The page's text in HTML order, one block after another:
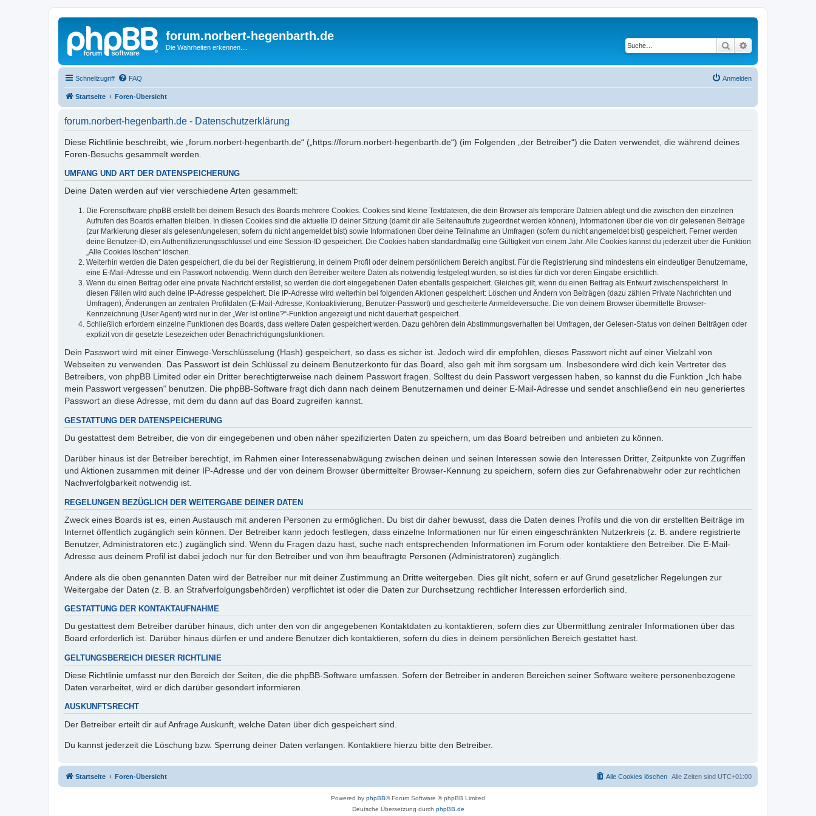
forum.norbert-hegenbarth.de
Die Wahrheiten erkennen.... Suche
Schnellzugriff FAQ Anmelden
Startseite Foren-Übersicht
forum.norbert-hegenbarth.de - Datenschutzerklärung
Diese Richtlinie beschreibt, wie „forum.norbert-hegenbarth.de“ („https://forum.norbert-hegenbarth.de“) (im Folgenden „der Betreiber“) die Daten verwendet, die während deines
Foren-Besuchs gesammelt werden.
UMFANG UND ART DER DATENSPEICHERUNG
Deine Daten werden auf vier verschiedene Arten gesammelt:
Die Forensoftware phpBB erstellt bei deinem Besuch des Boards mehrere Cookies. Cookies sind kleine Textdateien, die dein Browser als temporäre Dateien ablegt und die zwischen den einzelnen
Aufrufen des Boards erhalten bleiben. In diesen Cookies sind die aktuelle ID deiner Sitzung (damit dir alle Seitenaufrufe zugeordnet werden können), Informationen über die von dir gelesenen Beiträge
(zur Markierung dieser als gelesen/ungelesen; sofern du nicht angemeldet bist) sowie Informationen über deine Teilnahme an Umfragen (sofern du nicht angemeldet bist) gespeichert. Ferner werden
deine Benutzer-ID, ein Authentifizierungsschlüssel und eine Session-ID gespeichert. Die Cookies haben standardmäßig eine Gültigkeit von einem Jahr. Alle Cookies kannst du jederzeit über die Funktion
„Alle Cookies löschen“ löschen.
Weiterhin werden die Daten gespeichert, die du bei der Registrierung, in deinem Profil oder deinem persönlichem Bereich angibst. Für die Registrierung sind mindestens ein eindeutiger Benutzername,
eine E-Mail-Adresse und ein Passwort notwendig. Wenn durch den Betreiber weitere Daten als notwendig festgelegt wurden, so ist dies für dich vor deren Eingabe ersichtlich.
Wenn du einen Beitrag oder eine private Nachricht erstellst, so werden die dort eingegebenen Daten ebenfalls gespeichert. Gleiches gilt, wenn du einen Beitrag als Entwurf zwischenspeicherst. In
diesen Fällen wird auch deine IP-Adresse gespeichert. Die IP-Adresse wird weiterhin bei folgenden Aktionen gespeichert: Löschen und Ändern von Beiträgen (dazu zählen Private Nachrichten und
Umfragen), Änderungen an zentralen Profildaten (E-Mail-Adresse, Kontoaktivierung, Benutzer-Passwort) und gescheiterte Anmeldeversuche. Die von deinem Browser übermittelte Browser-
Kennzeichnung (User Agent) wird nur in der „Wer ist online?“-Funktion angezeigt und nicht dauerhaft gespeichert.
Schließlich erfordern einzelne Funktionen des Boards, dass weitere Daten gespeichert werden. Dazu gehören dein Abstimmungsverhalten bei Umfragen, der Gelesen-Status von deinen Beiträgen oder
explizit von dir gesetzte Lesezeichen oder Benachrichtigungsfunktionen.
Dein Passwort wird mit einer Einwege-Verschlüsselung (Hash) gespeichert, so dass es sicher ist. Jedoch wird dir empfohlen, dieses Passwort nicht auf einer Vielzahl von
Webseiten zu verwenden. Das Passwort ist dein Schlüssel zu deinem Benutzerkonto für das Board, also geh mit ihm sorgsam um. Insbesondere wird dich kein Vertreter des
Betreibers, von phpBB Limited oder ein Dritter berechtigterweise nach deinem Passwort fragen. Solltest du dein Passwort vergessen haben, so kannst du die Funktion „Ich habe
mein Passwort vergessen“ benutzen. Die phpBB-Software fragt dich dann nach deinem Benutzernamen und deiner E-Mail-Adresse und sendet anschließend ein neu generiertes
Passwort an diese Adresse, mit dem du dann auf das Board zugreifen kannst.
GESTATTUNG DER DATENSPEICHERUNG
Du gestattest dem Betreiber, die von dir eingegebenen und oben näher spezifizierten Daten zu speichern, um das Board betreiben und anbieten zu können.
Darüber hinaus ist der Betreiber berechtigt, im Rahmen einer Interessenabwägung zwischen deinen und seinen Interessen sowie den Interessen Dritter, Zeitpunkte von Zugriffen
und Aktionen zusammen mit deiner IP-Adresse und der von deinem Browser übermittelter Browser-Kennung zu speichern, sofern dies zur Gefahrenabwehr oder zur rechtlichen
Nachverfolgbarkeit notwendig ist.
REGELUNGEN BEZÜGLICH DER WEITERGABE DEINER DATEN
Zweck eines Boards ist es, einen Austausch mit anderen Personen zu ermöglichen. Du bist dir daher bewusst, dass die Daten deines Profils und die von dir erstellten Beiträge im
Internet öffentlich zugänglich sein können. Der Betreiber kann jedoch festlegen, dass einzelne Informationen nur für einen eingeschränkten Nutzerkreis (z. B. andere registrierte
Benutzer, Administratoren etc.) zugänglich sind. Wenn du Fragen dazu hast, suche nach entsprechenden Informationen im Forum oder kontaktiere den Betreiber. Die E-Mail-
Adresse aus deinem Profil ist dabei jedoch nur für den Betreiber und von ihm beauftragte Personen (Administratoren) zugänglich.
Andere als die oben genannten Daten wird der Betreiber nur mit deiner Zustimmung an Dritte weitergeben. Dies gilt nicht, sofern er auf Grund gesetzlicher Regelungen zur
Weitergabe der Daten (z. B. an Strafverfolgungsbehörden) verpflichtet ist oder die Daten zur Durchsetzung rechtlicher Interessen erforderlich sind.
GESTATTUNG DER KONTAKTAUFNAHME
Du gestattest dem Betreiber darüber hinaus, dich unter den von dir angegebenen Kontaktdaten zu kontaktieren, sofern dies zur Übermittlung zentraler Informationen über das
Board erforderlich ist. Darüber hinaus dürfen er und andere Benutzer dich kontaktieren, sofern du dies in deinem persönlichen Bereich gestattet hast.
GELTUNGSBEREICH DIESER RICHTLINIE
Diese Richtlinie umfasst nur den Bereich der Seiten, die die phpBB-Software umfassen. Sofern der Betreiber in anderen Bereichen seiner Software weitere personenbezogene
Daten verarbeitet, wird er dich darüber gesondert informieren.
AUSKUNFTSRECHT
Der Betreiber erteilt dir auf Anfrage Auskunft, welche Daten über dich gespeichert sind.
Du kannst jederzeit die Löschung bzw. Sperrung deiner Daten verlangen. Kontaktiere hierzu bitte den Betreiber.
Startseite Foren-Übersicht Alle Zeiten sind UTC+01:00
Alle Cookies löschen
Powered by phpBB® Forum Software © phpBB Limited
Deutsche Übersetzung durch phpBB.de